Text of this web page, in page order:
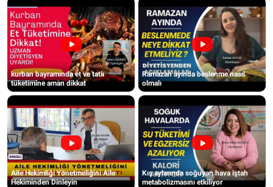
kurban bayramında et ve tatlı
tüketimine aman dikkat
Ramazan ayında beslenme nasıl
olmalı
Aile Hekimliği Yönetmeliğini Aile
Hekiminden Dinleyin
Kış aylarında soğuyan hava iştah
metabolizmasını etkiliyor